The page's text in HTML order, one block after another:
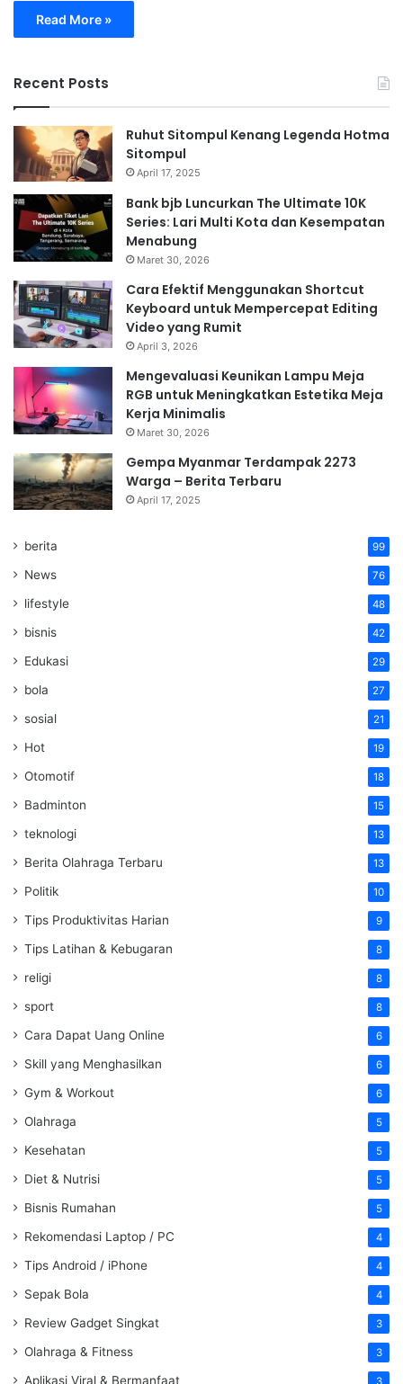
Read More »
Recent Posts
Ruhut Sitompul Kenang Legenda Hotma
Sitompul
April 17, 2025
Bank bjb Luncurkan The Ultimate 10K
Series: Lari Multi Kota dan Kesempatan
Menabung
Maret 30, 2026
Cara Efektif Menggunakan Shortcut
Keyboard untuk Mempercepat Editing
Video yang Rumit
April 3, 2026
Mengevaluasi Keunikan Lampu Meja
RGB untuk Meningkatkan Estetika Meja
Kerja Minimalis
Maret 30, 2026
Gempa Myanmar Terdampak 2273
Warga – Berita Terbaru
April 17, 2025
berita 99
News 76
lifestyle 48
bisnis 42
Edukasi 29
bola 27
sosial 21
Hot 19
Otomotif 18
Badminton 15
teknologi 13
Berita Olahraga Terbaru 13
Politik 10
Tips Produktivitas Harian 9
Tips Latihan & Kebugaran 8
religi 8
sport 8
Cara Dapat Uang Online 6
Skill yang Menghasilkan 6
Gym & Workout 6
Olahraga 5
Kesehatan 5
Diet & Nutrisi 5
Bisnis Rumahan 5
Rekomendasi Laptop / PC 4
Tips Android / iPhone 4
Sepak Bola 4
Review Gadget Singkat 3
Olahraga & Fitness 3
Aplikasi Viral & Bermanfaat 3